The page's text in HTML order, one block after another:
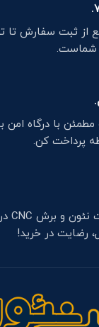
از ثبت سفارش تا
شماست.
با درگاه امن
پرداخت کن.
رضایت در خرید!